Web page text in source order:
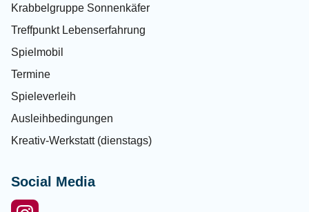
Krabbelgruppe Sonnenkäfer
Treffpunkt Lebenserfahrung
Spielmobil
Termine
Spieleverleih
Ausleihbedingungen
Kreativ-Werkstatt (dienstags)
Social Media